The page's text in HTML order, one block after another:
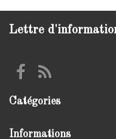
Lettre
Catégories
Informations